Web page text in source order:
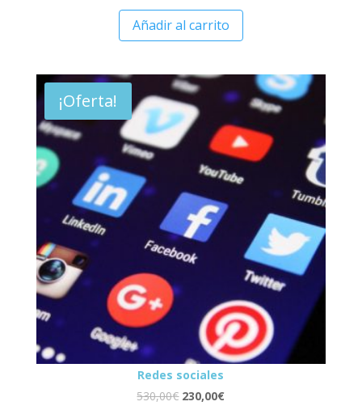
Añadir al carrito
¡Oferta!
Redes sociales
530,00€ 230,00€